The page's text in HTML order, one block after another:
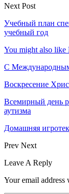
Next Post
Учебный план
учебный год
You might also like
С
Воскресение
Всемирный день
аутизма
Домашняя
Prev Next
Leave A Reply
Your email